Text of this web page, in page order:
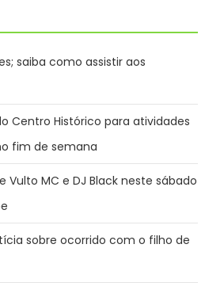
saiba como assistir aos
Centro Histórico para atividades
fim de semana
Vulto MC e DJ Black neste sábado
sobre ocorrido com o filho de